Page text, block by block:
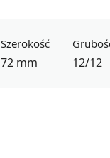
Szerokość
72 mm 12/12